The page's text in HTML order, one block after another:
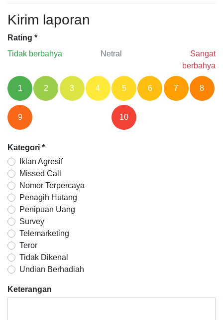
Kirim laporan
Rating *
Tidak berbahya
Netral
Sangat
berbahya
1 2 3 4 5 6 7 8
9 10
Kategori *
Iklan Agresif
Missed Call
Nomor Terpercaya
Penagih Hutang
Penipuan Uang
Survey
Telemarketing
Teror
Tidak Dikenal
Undian Berhadiah
Keterangan